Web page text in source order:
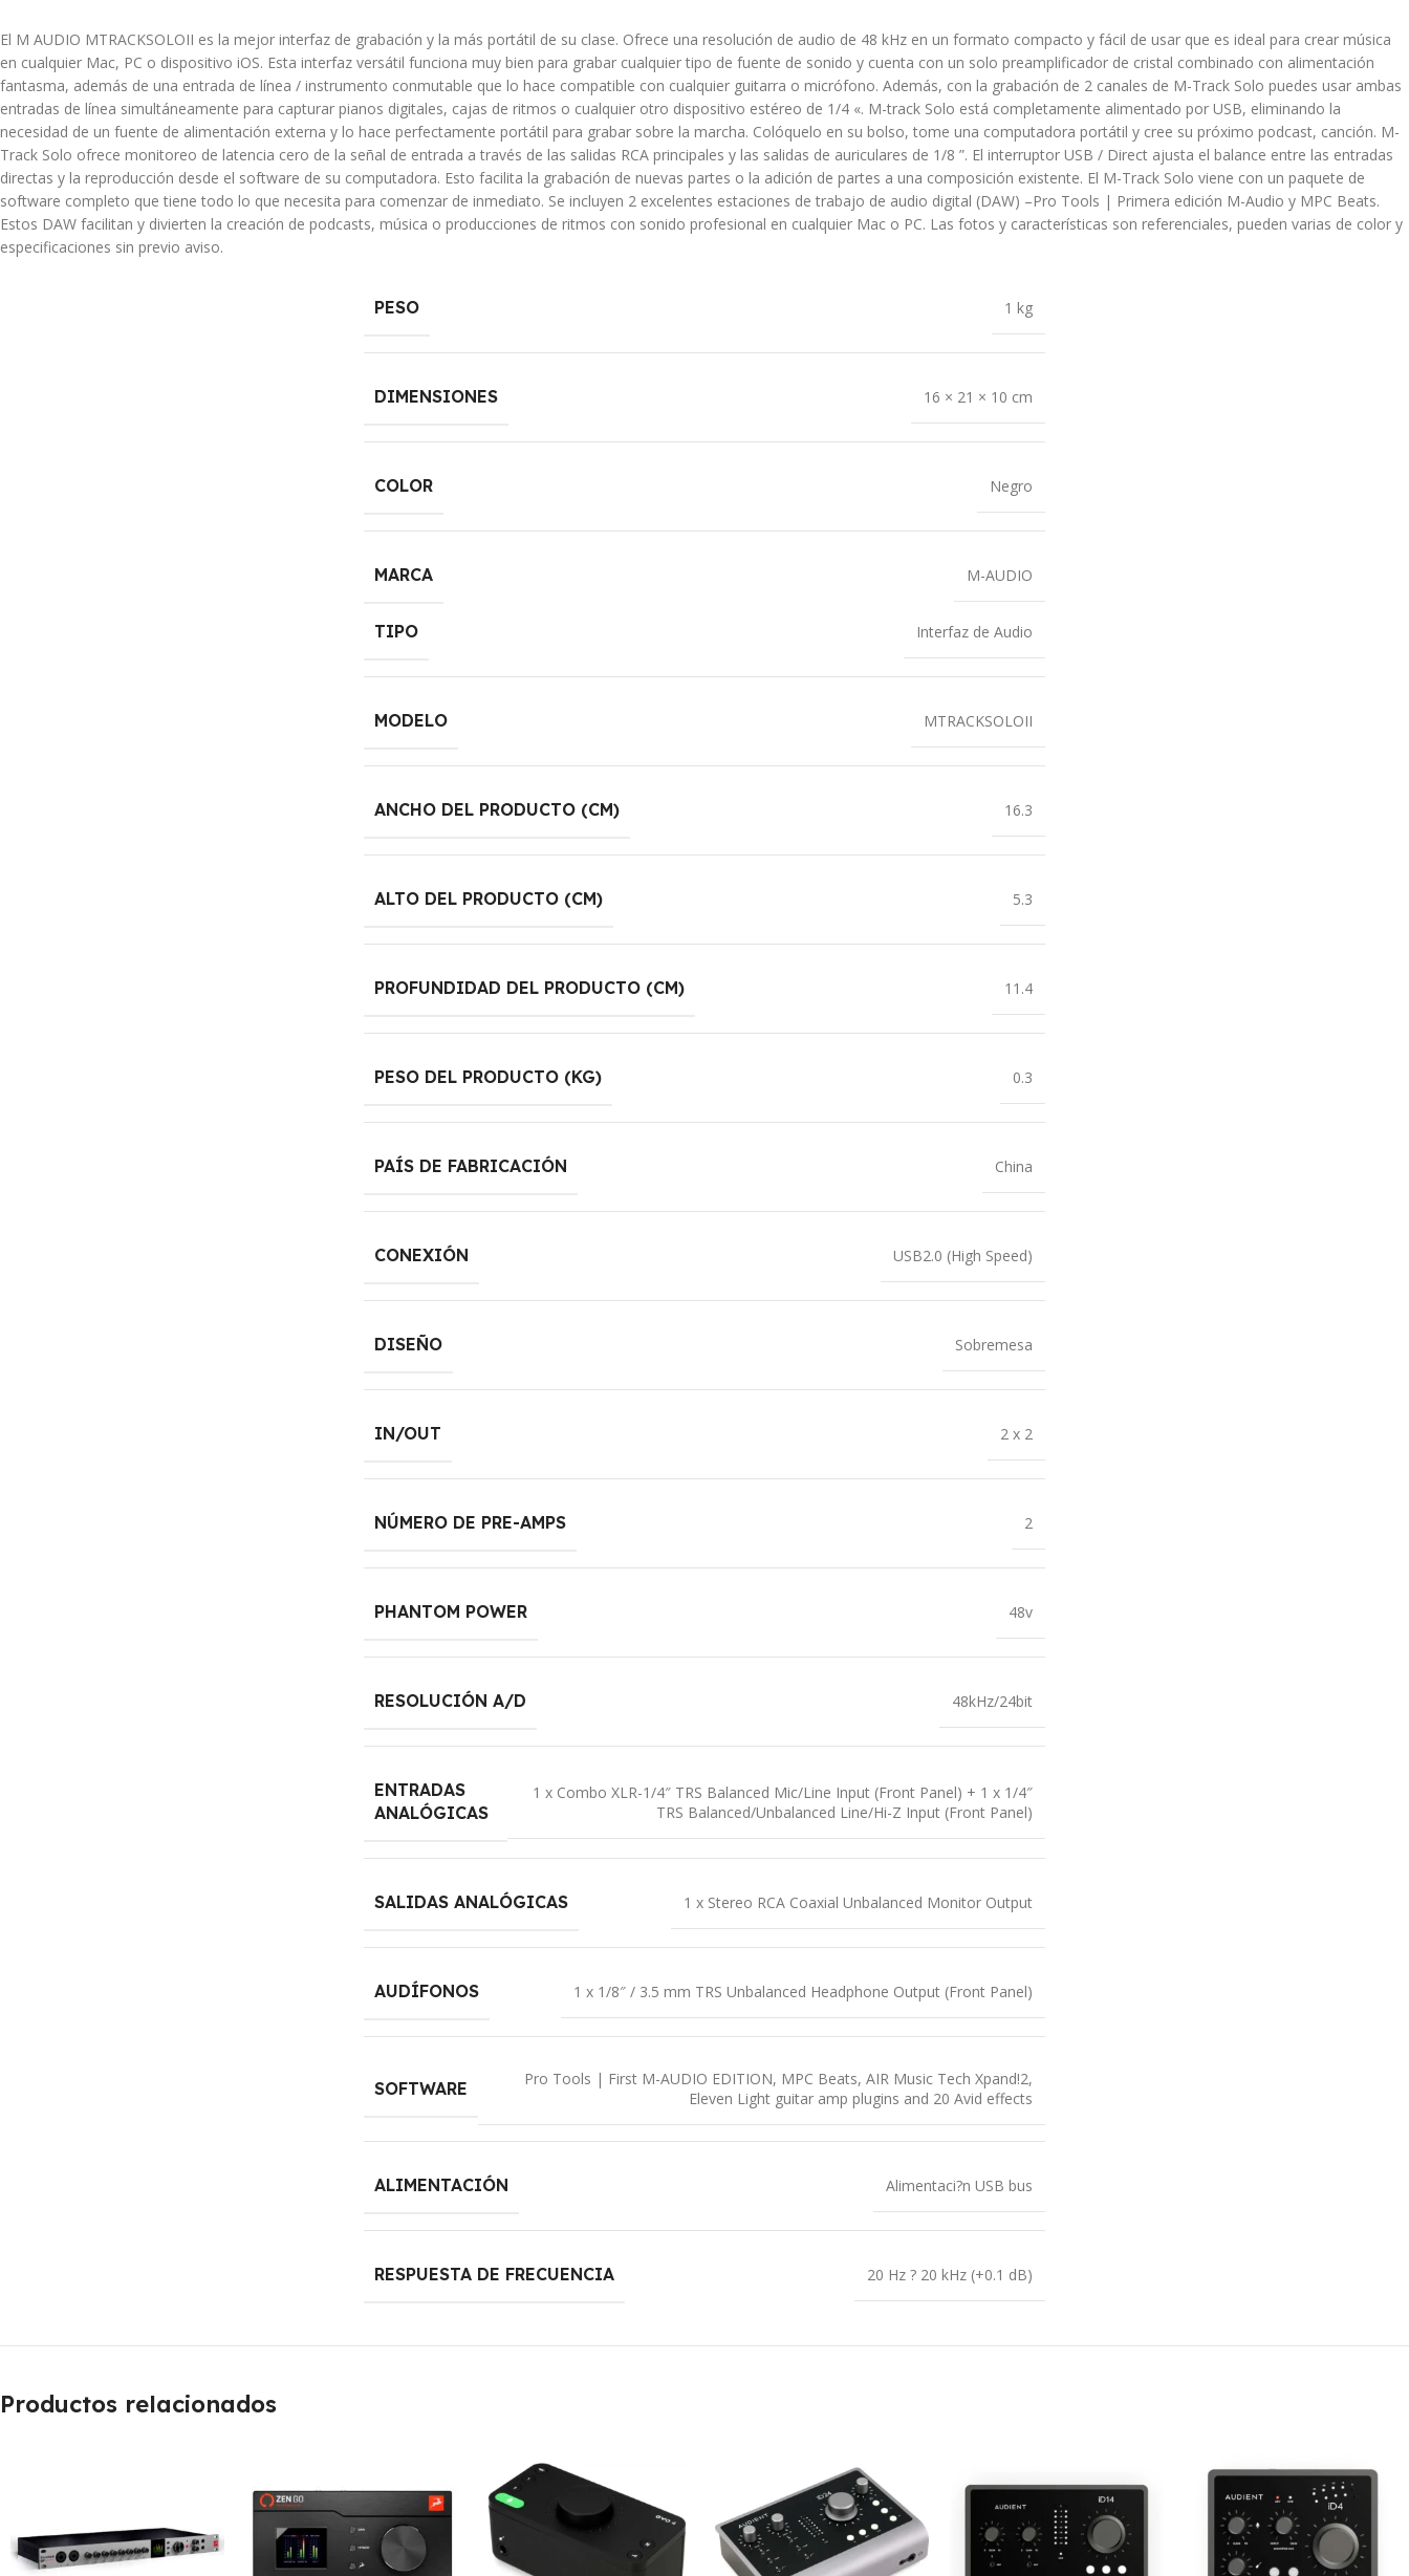
El M AUDIO MTRACKSOLOII es la mejor interfaz de grabación y la más portátil de su clase. Ofrece una resolución de audio de 48 kHz en un formato compacto y fácil de usar que es ideal para crear música
en cualquier Mac, PC o dispositivo iOS. Esta interfaz versátil funciona muy bien para grabar cualquier tipo de fuente de sonido y cuenta con un solo preamplificador de cristal combinado con alimentación
fantasma, además de una entrada de línea / instrumento conmutable que lo hace compatible con cualquier guitarra o micrófono. Además, con la grabación de 2 canales de M-Track Solo puedes usar ambas
entradas de línea simultáneamente para capturar pianos digitales, cajas de ritmos o cualquier otro dispositivo estéreo de 1/4 «. M-track Solo está completamente alimentado por USB, eliminando la
necesidad de un fuente de alimentación externa y lo hace perfectamente portátil para grabar sobre la marcha. Colóquelo en su bolso, tome una computadora portátil y cree su próximo podcast, canción. M-
Track Solo ofrece monitoreo de latencia cero de la señal de entrada a través de las salidas RCA principales y las salidas de auriculares de 1/8 ”. El interruptor USB / Direct ajusta el balance entre las entradas
directas y la reproducción desde el software de su computadora. Esto facilita la grabación de nuevas partes o la adición de partes a una composición existente. El M-Track Solo viene con un paquete de
software completo que tiene todo lo que necesita para comenzar de inmediato. Se incluyen 2 excelentes estaciones de trabajo de audio digital (DAW) –Pro Tools | Primera edición M-Audio y MPC Beats.
Estos DAW facilitan y divierten la creación de podcasts, música o producciones de ritmos con sonido profesional en cualquier Mac o PC. Las fotos y características son referenciales, pueden varias de color y
especificaciones sin previo aviso.
PESO 1 kg
DIMENSIONES 16 × 21 × 10 cm
COLOR Negro
MARCA M-AUDIO
TIPO Interfaz de Audio
MODELO MTRACKSOLOII
ANCHO DEL PRODUCTO (CM) 16.3
ALTO DEL PRODUCTO (CM) 5.3
PROFUNDIDAD DEL PRODUCTO (CM) 11.4
PESO DEL PRODUCTO (KG) 0.3
PAÍS DE FABRICACIÓN China
CONEXIÓN USB2.0 (High Speed)
DISEÑO Sobremesa
IN/OUT 2 x 2
NÚMERO DE PRE-AMPS 2
PHANTOM POWER 48v
RESOLUCIÓN A/D 48kHz/24bit
ENTRADAS
ANALÓGICAS
1 x Combo XLR-1/4″ TRS Balanced Mic/Line Input (Front Panel) + 1 x 1/4″
TRS Balanced/Unbalanced Line/Hi-Z Input (Front Panel)
SALIDAS ANALÓGICAS 1 x Stereo RCA Coaxial Unbalanced Monitor Output
AUDÍFONOS 1 x 1/8″ / 3.5 mm TRS Unbalanced Headphone Output (Front Panel)
SOFTWARE
Pro Tools | First M-AUDIO EDITION, MPC Beats, AIR Music Tech Xpand!2,
Eleven Light guitar amp plugins and 20 Avid effects
ALIMENTACIÓN Alimentaci?n USB bus
RESPUESTA DE FRECUENCIA 20 Hz ? 20 kHz (+0.1 dB)
Productos relacionados